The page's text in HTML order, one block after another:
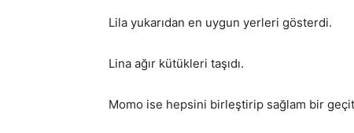
Lila yukarıdan en uygun yerleri gösterdi.
Lina ağır kütükleri taşıdı.
Momo ise hepsini birleştirip sağlam bir geçit